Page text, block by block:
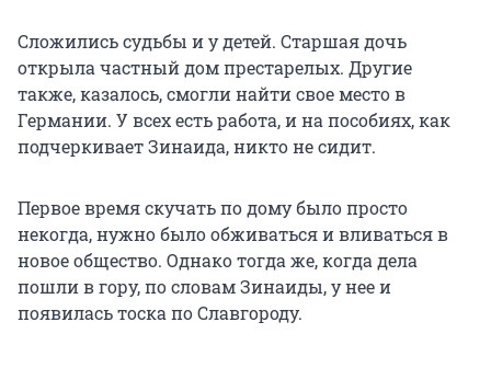
Сложились судьбы и у детей. Старшая дочь
открыла частный дом престарелых. Другие
также, казалось, смогли найти свое место в
Германии. У всех есть работа, и на пособиях, как
подчеркивает Зинаида, никто не сидит.
Первое время скучать по дому было просто
некогда, нужно было обживаться и вливаться в
новое общество. Однако тогда же, когда дела
пошли в гору, по словам Зинаиды, у нее и
появилась тоска по Славгороду.